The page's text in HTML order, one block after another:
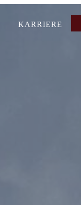
KARRIERE